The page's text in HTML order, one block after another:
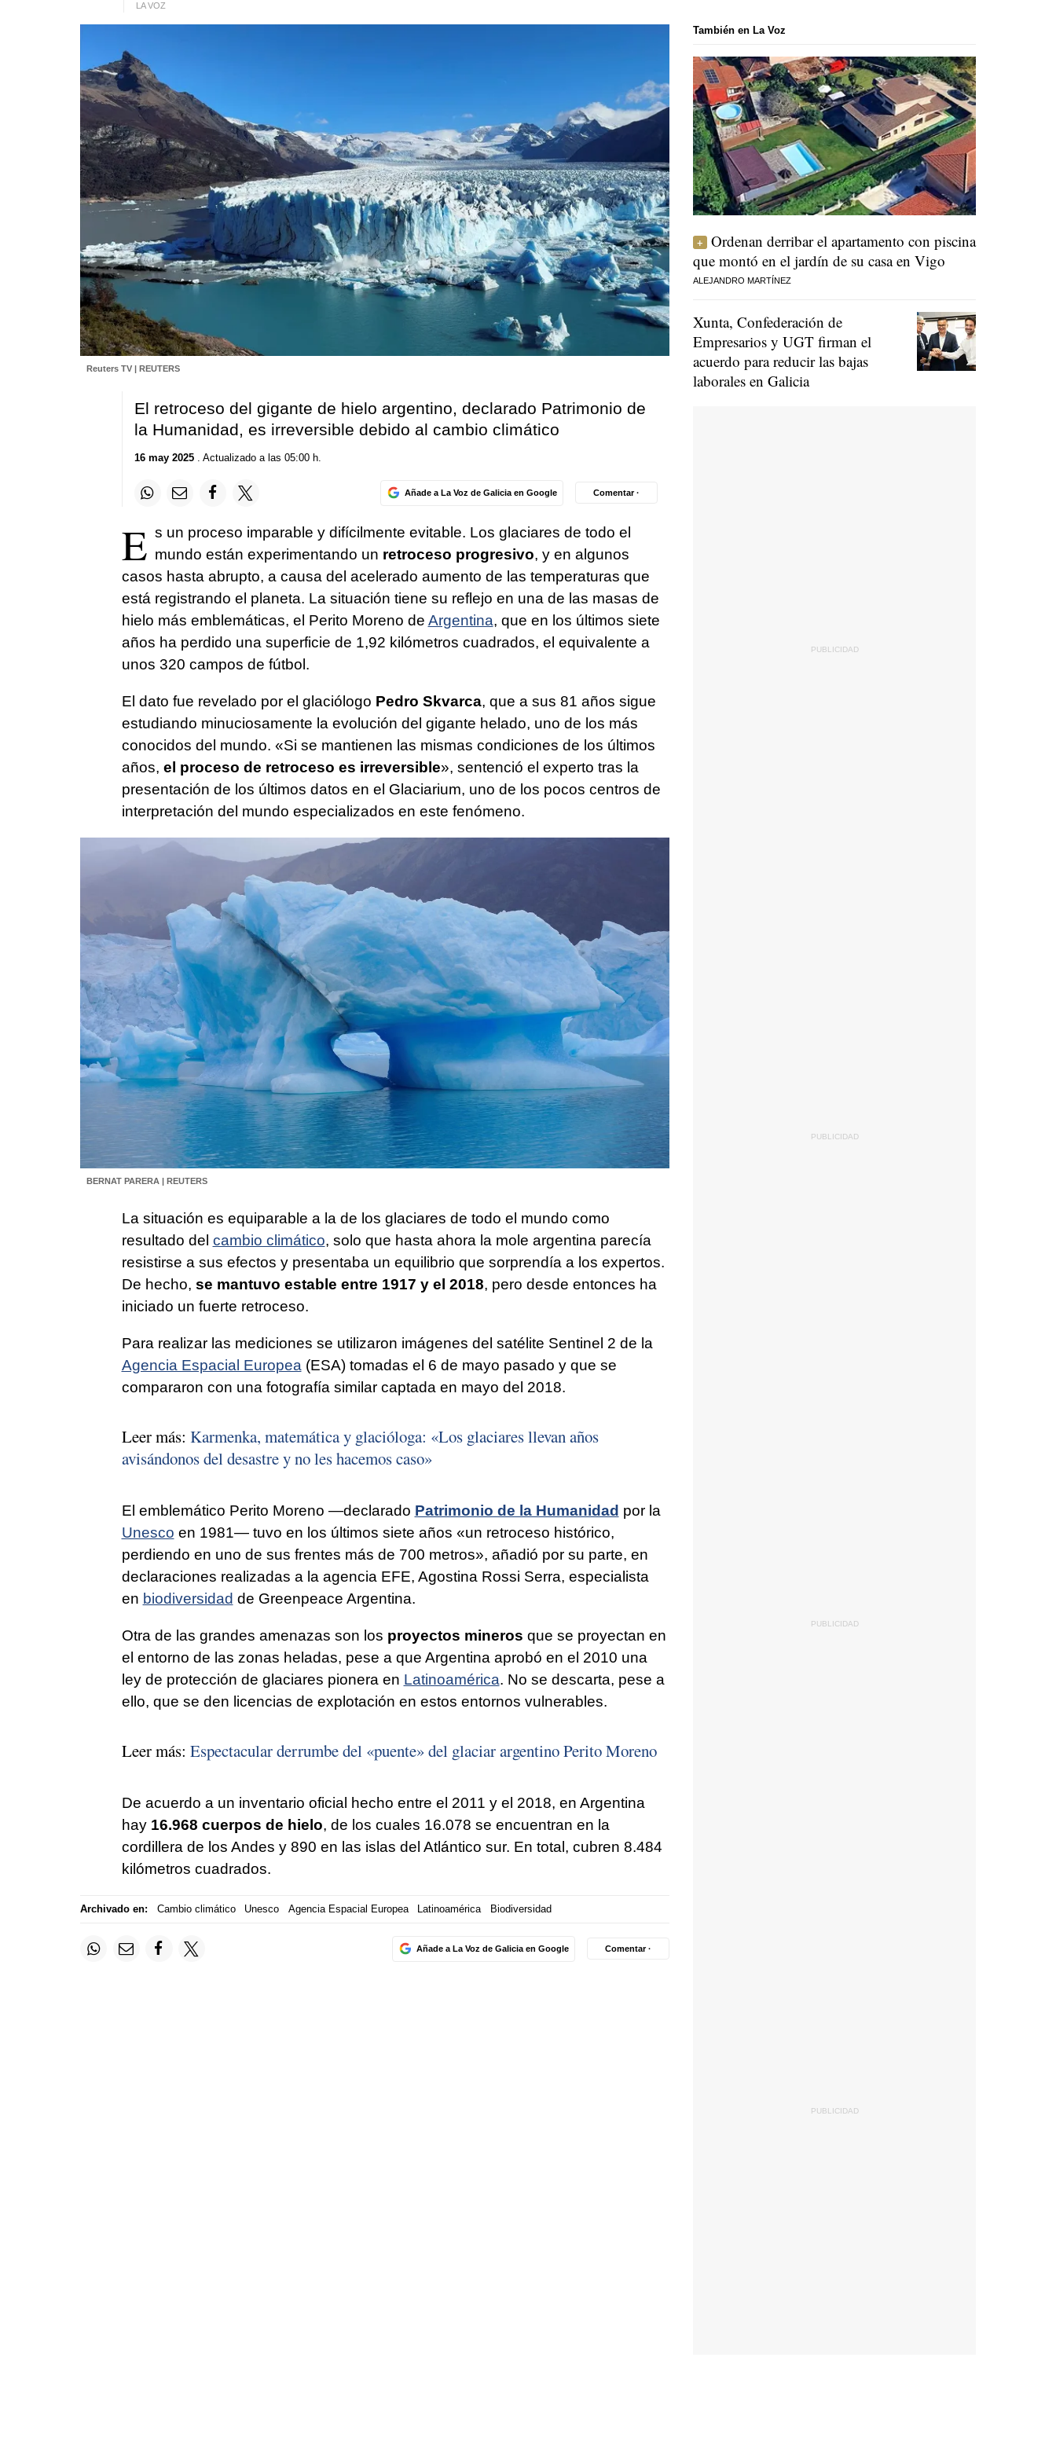
LA VOZ
Reuters TV | REUTERS
El retroceso del gigante de hielo argentino, declarado Patrimonio de
la Humanidad, es irreversible debido al cambio climático
16 may 2025. Actualizado a las 05:00 h.
Añade a La Voz de Galicia en Google Comentar ·
E s un proceso imparable y difícilmente evitable. Los glaciares de todo el
mundo están experimentando un retroceso progresivo, y en algunos
casos hasta abrupto, a causa del acelerado aumento de las temperaturas que
está registrando el planeta. La situación tiene su reflejo en una de las masas de
hielo más emblemáticas, el Perito Moreno de Argentina, que en los últimos siete
años ha perdido una superficie de 1,92 kilómetros cuadrados, el equivalente a
unos 320 campos de fútbol.
El dato fue revelado por el glaciólogo Pedro Skvarca, que a sus 81 años sigue
estudiando minuciosamente la evolución del gigante helado, uno de los más
conocidos del mundo. «Si se mantienen las mismas condiciones de los últimos
años, el proceso de retroceso es irreversible», sentenció el experto tras la
presentación de los últimos datos en el Glaciarium, uno de los pocos centros de
interpretación del mundo especializados en este fenómeno.
BERNAT PARERA | REUTERS
La situación es equiparable a la de los glaciares de todo el mundo como
resultado del cambio climático, solo que hasta ahora la mole argentina parecía
resistirse a sus efectos y presentaba un equilibrio que sorprendía a los expertos.
De hecho, se mantuvo estable entre 1917 y el 2018, pero desde entonces ha
iniciado un fuerte retroceso.
Para realizar las mediciones se utilizaron imágenes del satélite Sentinel 2 de la
Agencia Espacial Europea (ESA) tomadas el 6 de mayo pasado y que se
compararon con una fotografía similar captada en mayo del 2018.
Leer más: Karmenka, matemática y glacióloga: «Los glaciares llevan años
avisándonos del desastre y no les hacemos caso»
El emblemático Perito Moreno —declarado Patrimonio de la Humanidad por la
Unesco en 1981— tuvo en los últimos siete años «un retroceso histórico,
perdiendo en uno de sus frentes más de 700 metros», añadió por su parte, en
declaraciones realizadas a la agencia EFE, Agostina Rossi Serra, especialista
en biodiversidad de Greenpeace Argentina.
Otra de las grandes amenazas son los proyectos mineros que se proyectan en
el entorno de las zonas heladas, pese a que Argentina aprobó en el 2010 una
ley de protección de glaciares pionera en Latinoamérica. No se descarta, pese a
ello, que se den licencias de explotación en estos entornos vulnerables.
Leer más: Espectacular derrumbe del «puente» del glaciar argentino Perito Moreno
De acuerdo a un inventario oficial hecho entre el 2011 y el 2018, en Argentina
hay16.968 cuerpos de hielo, de los cuales 16.078 se encuentran en la
cordillera de los Andes y 890 en las islas del Atlántico sur. En total, cubren 8.484
kilómetros cuadrados.
Archivado en: Cambio climático Unesco Agencia Espacial Europea Latinoamérica Biodiversidad
Añade a La Voz de Galicia en Google Comentar ·
También en La Voz
Ordenan derribar el apartamento con piscina
que montó en el jardín de su casa en Vigo
ALEJANDRO MARTÍNEZ
Xunta, Confederación de
Empresarios y UGT firman el
acuerdo para reducir las bajas
laborales en Galicia